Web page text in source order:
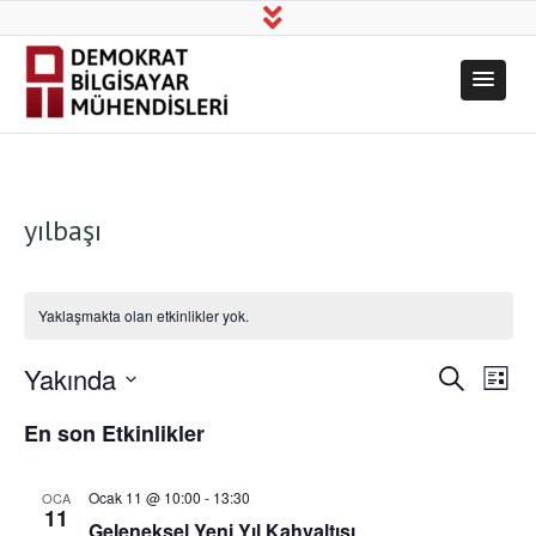
Demokrat
Üretim, Bilim, Dayanışma!
yılbaşı
Yaklaşmakta olan etkinlikler yok.
Ara Liste
Yakında
seç.
En son Etkinlikler
OCA
11
Ocak 11 @ 10:00 - 13:30